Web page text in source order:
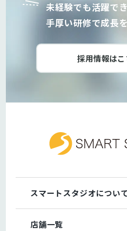
未経験でも活躍でき
手厚い研修で成長
採用情報はこ
スマートスタジオについ
店舗一覧